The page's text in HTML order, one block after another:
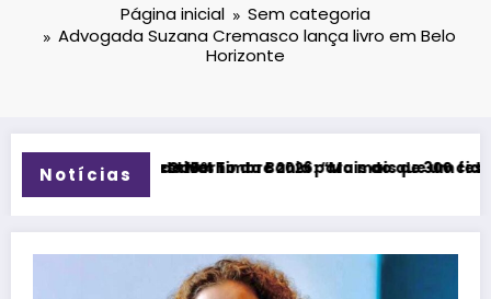
Página inicial
Sem categoria
Advogada Suzana Cremasco lança livro em Belo
Horizonte
Notícias
Bahia para mais de 300 cidades neste domingo (9)
2026: “Mais do que um festival, queremos criar um
Festival